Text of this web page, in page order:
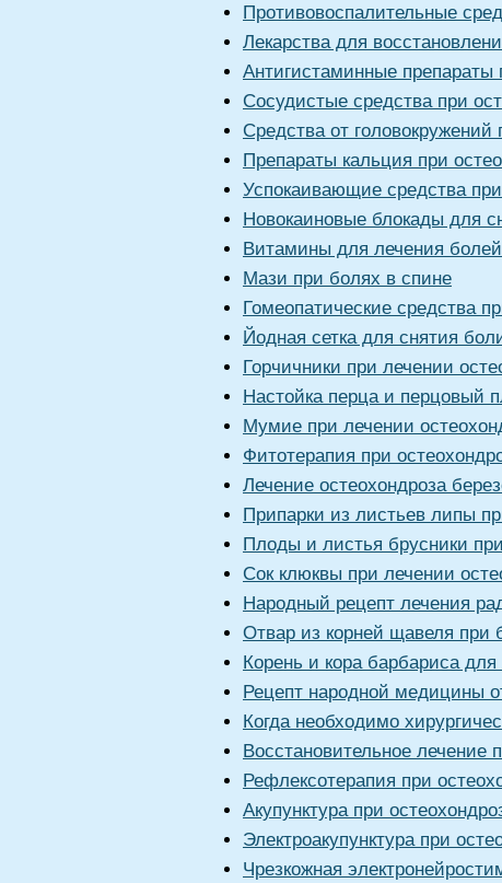
Противовоспалительные
Лекарства для
Антигистаминные препараты
Сосудистые средства при
Средства от
Препараты кальция при
Успокаивающие средства
Новокаиновые блокады для
Витамины для лечения
Мази при болях в спине
Гомеопатические средства
Йодная сетка для снятия
Горчичники при лечении
Настойка перца и перцовый
Мумие при лечении
Фитотерапия при
Лечение остеохондроза
Припарки из листьев липы
Плоды и листья брусники
Сок клюквы при лечении
Народный рецепт лечения
Отвар из корней щавеля при
Корень и кора барбариса
Рецепт народной медицины
Когда необходимо
Восстановительное лечение
Рефлексотерапия при
Акупунктура при
Электроакупунктура при
Чрезкожная